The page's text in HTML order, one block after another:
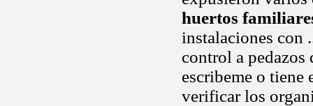
huertos
instalaciones con
control a
escribeme o tiene
verificar los